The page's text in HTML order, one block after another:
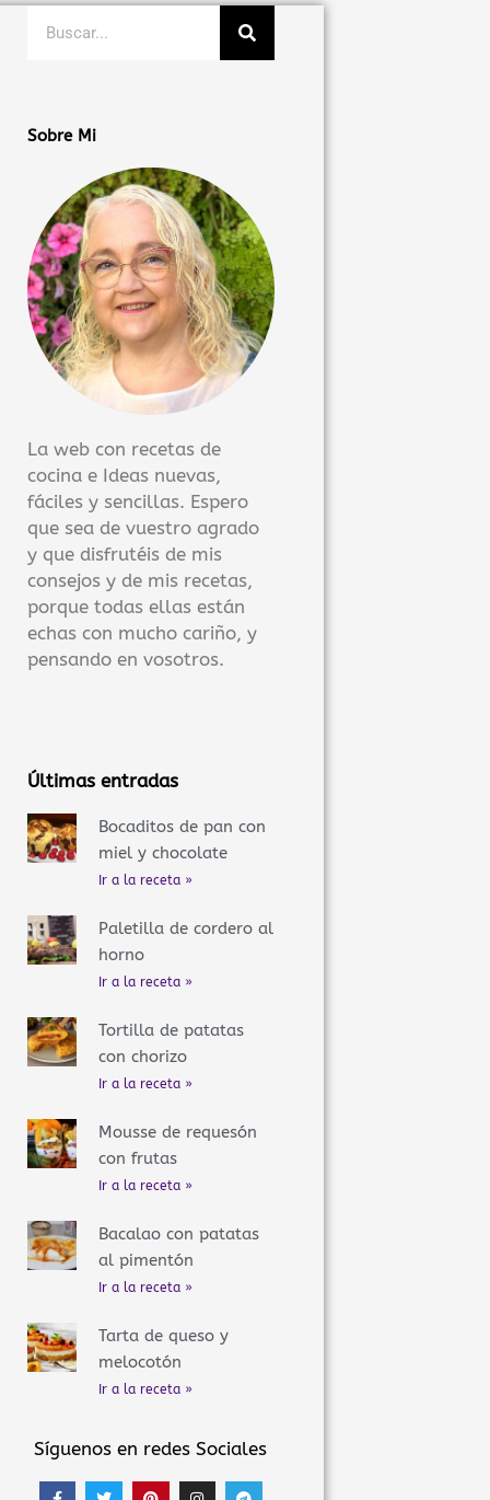
Sobre Mi
La web con recetas de
cocina e Ideas nuevas,
fáciles y sencillas. Espero
que sea de vuestro agrado
y que disfrutéis de mis
consejos y de mis recetas,
porque todas ellas están
echas con mucho cariño, y
pensando en vosotros.
Últimas entradas
Bocaditos de pan con
miel y chocolate
Ir a la receta »
Paletilla de cordero al
horno
Ir a la receta »
Tortilla de patatas
con chorizo
Ir a la receta »
Mousse de requesón
con frutas
Ir a la receta »
Bacalao con patatas
al pimentón
Ir a la receta »
Tarta de queso y
melocotón
Ir a la receta »
Síguenos en redes Sociales
F
T
P
I
T